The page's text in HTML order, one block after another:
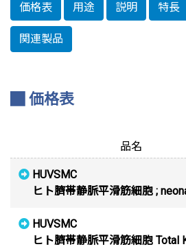
価格表 用途 説明 特長
関連製品
価格表
品名
HUVSMC
ヒト臍帯静脈平滑筋細胞 ;
HUVSMC
ヒト臍帯静脈平滑筋細胞 Total